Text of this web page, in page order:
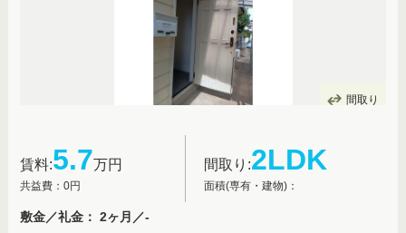
間取り
賃料:5.7万円
共益費：0円
間取り:2LDK
面積(専有・建物)：
敷金／礼金： 2ヶ月／-